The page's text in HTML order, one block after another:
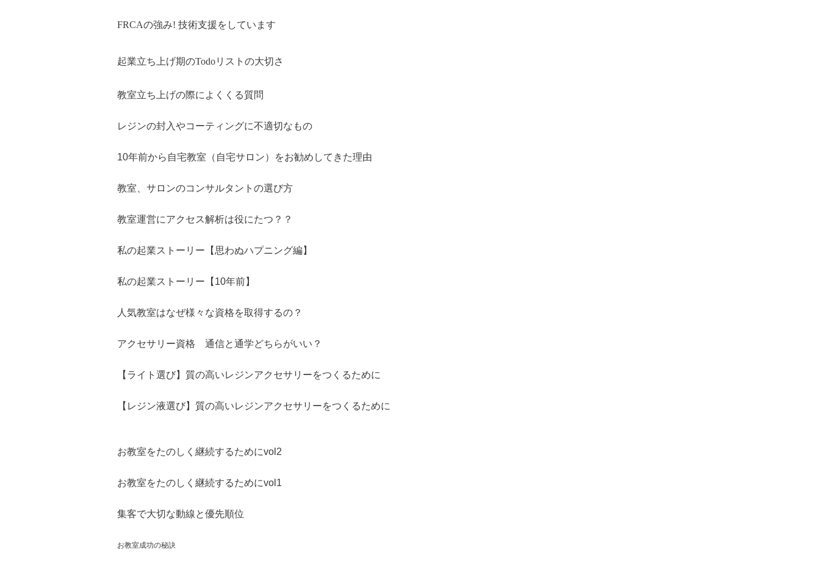
FRCAの強み! 技術支援をしています
起業立ち上げ期のTodoリストの大切さ
教室立ち上げの際によくくる質問
レジンの封入やコーティングに不適切なもの
10年前から自宅教室（自宅サロン）をお勧めしてきた理由
教室、サロンのコンサルタントの選び方
教室運営にアクセス解析は役にたつ？？
私の起業ストーリー【思わぬハプニング編】
私の起業ストーリー【10年前】
人気教室はなぜ様々な資格を取得するの？
アクセサリー資格 通信と通学どちらがいい？
【ライト選び】質の高いレジンアクセサリーをつくるために
【レジン液選び】質の高いレジンアクセサリーをつくるために
お教室をたのしく継続するためにvol2
お教室をたのしく継続するためにvol1
集客で大切な動線と優先順位
お教室成功の秘訣